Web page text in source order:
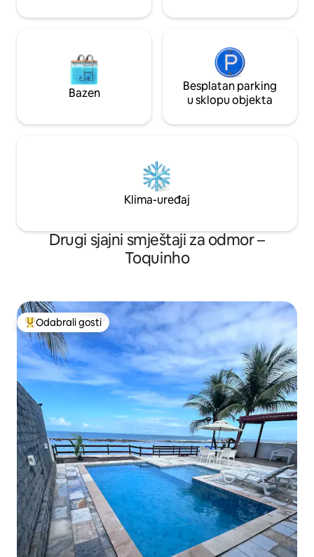
Bazen
Besplatan parking
u sklopu objekta
Klima-uređaj
Drugi sjajni smještaji za odmor –
Toquinho
Među najviše rangiranima s oznakom „Odabrali gosti”
Odabrali gosti